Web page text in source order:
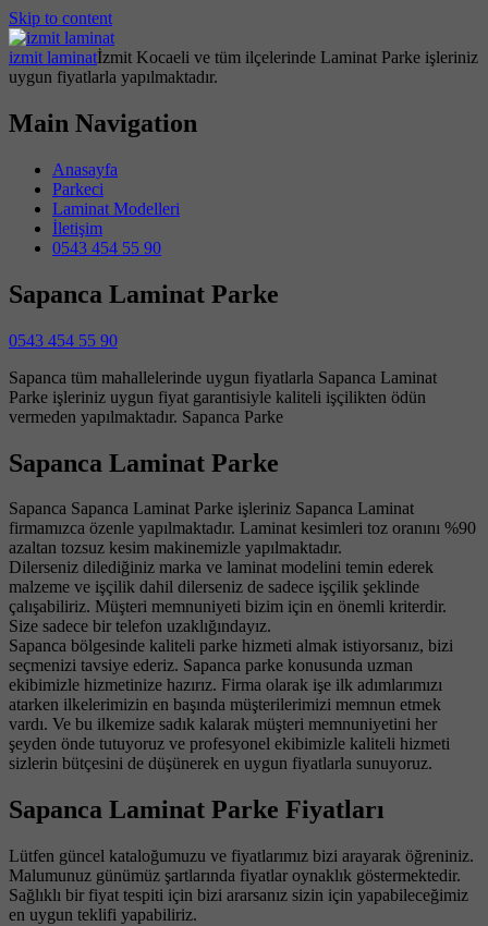
Skip to content
izmit laminatİzmit Kocaeli ve tüm ilçelerinde Laminat Parke işleriniz
uygun fiyatlarla yapılmaktadır.
Main Navigation
Anasayfa
Parkeci
Laminat Modelleri
İletişim
0543 454 55 90
Sapanca Laminat Parke
0543 454 55 90
Sapanca tüm mahallelerinde uygun fiyatlarla Sapanca Laminat
Parke işleriniz uygun fiyat garantisiyle kaliteli işçilikten ödün
vermeden yapılmaktadır. Sapanca Parke
Sapanca Laminat Parke
Sapanca Sapanca Laminat Parke işleriniz Sapanca Laminat
firmamızca özenle yapılmaktadır. Laminat kesimleri toz oranını %90
azaltan tozsuz kesim makinemizle yapılmaktadır.
Dilerseniz dilediğiniz marka ve laminat modelini temin ederek
malzeme ve işçilik dahil dilerseniz de sadece işçilik şeklinde
çalışabiliriz. Müşteri memnuniyeti bizim için en önemli kriterdir.
Size sadece bir telefon uzaklığındayız.
Sapanca bölgesinde kaliteli parke hizmeti almak istiyorsanız, bizi
seçmenizi tavsiye ederiz. Sapanca parke konusunda uzman
ekibimizle hizmetinize hazırız. Firma olarak işe ilk adımlarımızı
atarken ilkelerimizin en başında müşterilerimizi memnun etmek
vardı. Ve bu ilkemize sadık kalarak müşteri memnuniyetini her
şeyden önde tutuyoruz ve profesyonel ekibimizle kaliteli hizmeti
sizlerin bütçesini de düşünerek en uygun fiyatlarla sunuyoruz.
Sapanca Laminat Parke Fiyatları
Lütfen güncel kataloğumuzu ve fiyatlarımız bizi arayarak öğreniniz.
Malumunuz günümüz şartlarında fiyatlar oynaklık göstermektedir.
Sağlıklı bir fiyat tespiti için bizi ararsanız sizin için yapabileceğimiz
en uygun teklifi yapabiliriz.